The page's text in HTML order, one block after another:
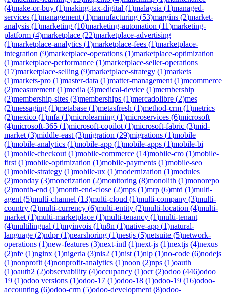
(4)make-or-buy (1)making-tax-digital (1)malaysia (1)managed-
services (1)management (1)manufacturing (53)margins (2)market-
analysis (1)marketing (10)marketing-automation (11)marketing-
platform (4)marketplace (22)marketplace-advertising
(1)marketplace-analytics (1)marketplace-fees (1)marketplace-
integration (9)marketplace-operations (1)marketplace-optimization
(1)marketplace-performance (1)marketplace-seller-operations
(17)marketplace-selling (9)marketplace-strategy (1)markets
(1)markets-pro (1)master-data (1)matter-management (1)mcommerce
(2)measurement (1)media (3)medical-device (1)membership
(2)membership-sites (3)memberships (1)mercadolibre (2)mes
(2)messaging (1)metabase (1)metasfresh (1)method-crm (1)metrics
(2)mexico (1)mfa (1)microlearning (1)microservices (6)microsoft
(4)microsoft-365 (1)microsoft-copilot (1)microsoft-fabric (3)mid-
market (3)middle-east (3)migration (29)migrations (1)mobile
(1)mobile-analytics (1)mobile-app (1)mobile-apps (1)mobile-bi
(1)mobile-checkout (1)mobile-commerce (14)mobile-cro (1)mobile-
first (1)mobile-optimization (1)mobile-payments (1)mobile-seo
(1)mobile-strategy (1)mobile-ux (1)modernization (1)modules
(2)monday (3)monetization (2)monitoring (8)monolith (1)monorepo
(2)month-end (1)month-end-close (2)mps (1)mrp (6)mtd (1)multi-
agent (5)multi-channel (13)multi-cloud (1)multi-company (3)multi-
country (2)multi-currency (6)multi-entity (2)multi-location (4)multi-
market (1)multi-marketplace (1)multi-tenancy (1)multi-tenant
(4)multilingual (1)myinvois (1)n8n (1)native-app (1)natural-
language (2)ndpr(1)nearshoring (1)nestjs (5)netsuite (5)network-
operations (1)new-features (3)next-intl (1)next-js (1)nextjs (4)nexus
(2)nfe (1)nginx (1)nigeria (3)nis2 (1)nist (1)nlp (1)no-code (6)nodejs
(1)nonprofit (4)nonprofit-analytics (1)noon (2)nps (1)oauth
(1)oauth2 (2)observability (4)occupancy (1)ocr(2)odoo (446)odoo
19 (1)odoo versions (1)odoo-17 (1)odoo-18 (1)odoo-19 (16)odoo-
accounting (6)odoo-crm (5)odoo-development (8)odoo-